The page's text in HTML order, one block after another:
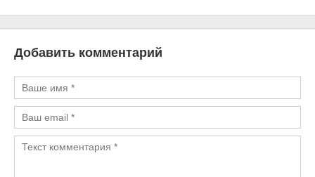
Добавить комментарий